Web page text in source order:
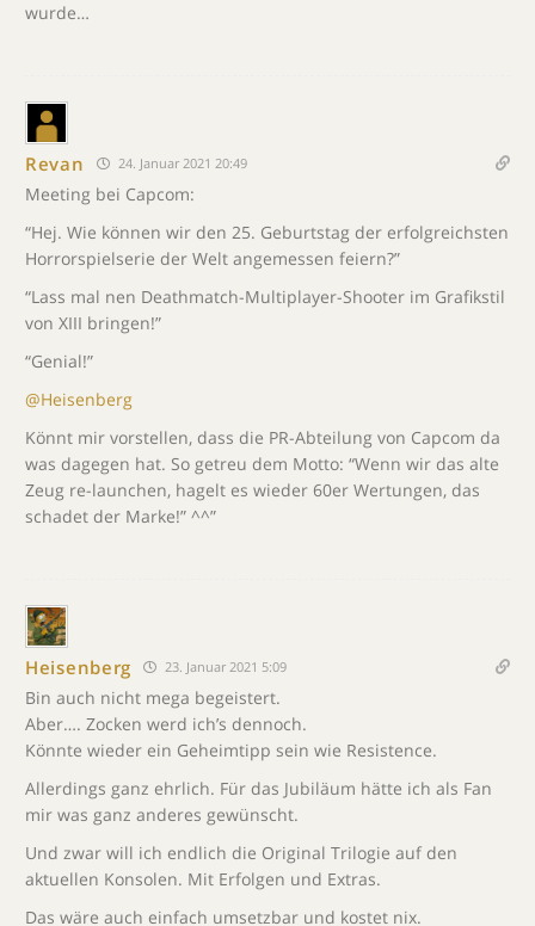
wurde…
Revan 24. Januar 2021 20:49
Meeting bei Capcom:
“Hej. Wie können wir den 25. Geburtstag der erfolgreichsten
Horrorspielserie der Welt angemessen feiern?”
“Lass mal nen Deathmatch-Multiplayer-Shooter im Grafikstil
von XIII bringen!”
“Genial!”
@Heisenberg
Könnt mir vorstellen, dass die PR-Abteilung von Capcom da
was dagegen hat. So getreu dem Motto: “Wenn wir das alte
Zeug re-launchen, hagelt es wieder 60er Wertungen, das
schadet der Marke!” ^^”
Heisenberg 23. Januar 2021 5:09
Bin auch nicht mega begeistert.
Aber…. Zocken werd ich’s dennoch.
Könnte wieder ein Geheimtipp sein wie Resistence.
Allerdings ganz ehrlich. Für das Jubiläum hätte ich als Fan
mir was ganz anderes gewünscht.
Und zwar will ich endlich die Original Trilogie auf den
aktuellen Konsolen. Mit Erfolgen und Extras.
Das wäre auch einfach umsetzbar und kostet nix.